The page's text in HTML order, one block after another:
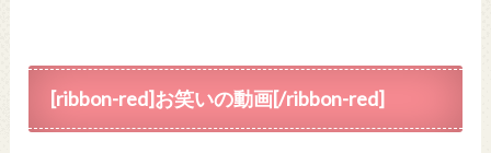
[ribbon-red]お笑いの動画[/ribbon-red]